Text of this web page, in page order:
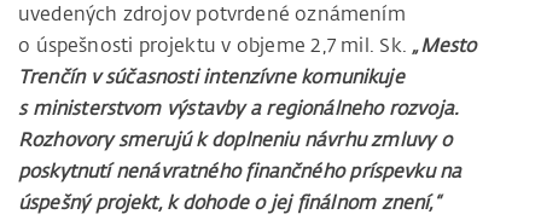
uvedených zdrojov potvrdené oznámením
o úspešnosti projektu v objeme 2,7 mil. Sk. „Mesto
Trenčín v súčasnosti intenzívne komunikuje
s ministerstvom výstavby a regionálneho rozvoja.
Rozhovory smerujú k doplneniu návrhu zmluvy o
poskytnutí nenávratného finančného príspevku na
úspešný projekt, k dohode o jej finálnom znení,“